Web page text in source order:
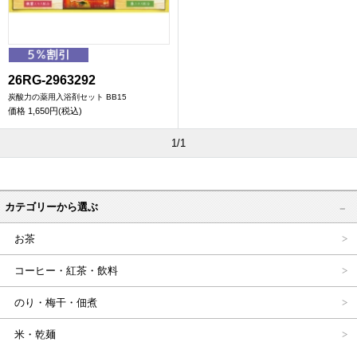
26RG-2963292
炭酸力の薬用入浴剤セット BB15
価格 1,650円(税込)
1/1
カテゴリーから選ぶ
お茶
コーヒー・紅茶・飲料
のり・梅干・佃煮
米・乾麺